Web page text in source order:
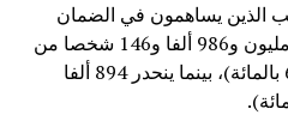
الذين يساهمون في الضمان
الاجتماعي الإسباني، يأتي نحو مليون و986 ألفا و146 شخصا من
دول خارج الاتحاد الأوروبي (69 بالمائة)، بينما ينحدر 894 ألفا